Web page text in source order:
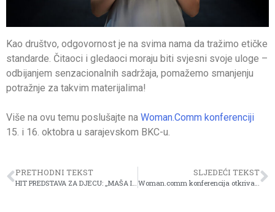
Kao društvo, odgovornost je na svima nama da tražimo etičke
standarde. Čitaoci i gledaoci moraju biti svjesni svoje uloge –
odbijanjem senzacionalnih sadržaja, pomažemo smanjenju
potražnje za takvim materijalima!
Više na ovu temu poslušajte na Woman.Comm konferenciji
15. i 16. oktobra u sarajevskom BKC-u.
PRETHODNI TEKST SLJEDEĆI TEKST